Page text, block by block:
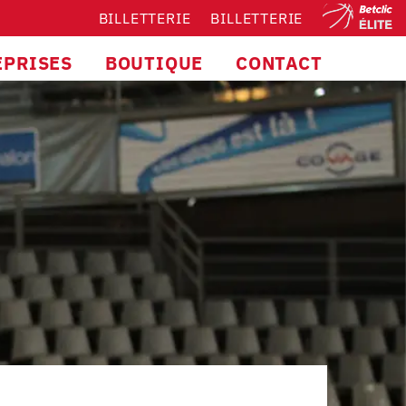
BILLETTERIE BILLETTERIE
BOUTIQUE CONTACT